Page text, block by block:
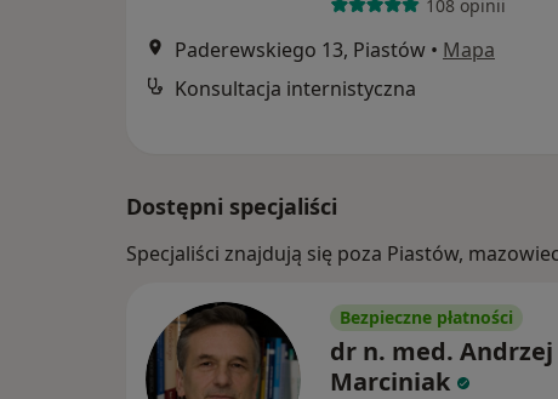
108 opinii
Paderewskiego 13, Piastów • Mapa
Konsultacja internistyczna
Dostępni specjaliści
Specjaliści znajdują się poza Piastów,
Bezpieczne płatności
dr n. med. Andrzej
Marciniak